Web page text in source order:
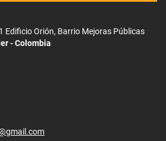
Edificio Orión, Barrio Mejoras Públicas
- Colombia